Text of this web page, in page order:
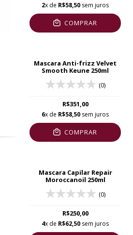
2x de R$58,50 sem juros
COMPRAR
Mascara Anti-frizz Velvet
Smooth Keune 250ml
(0)
R$351,00
6x de R$58,50 sem juros
COMPRAR
Mascara Capilar Repair
Moroccanoil 250ml
(0)
R$250,00
4x de R$62,50 sem juros